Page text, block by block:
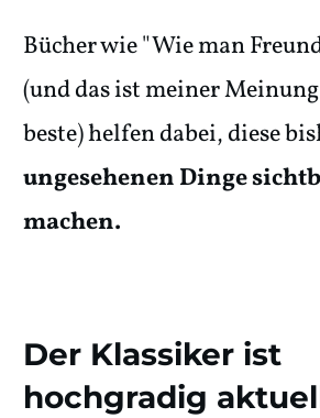
Bücher wie "Wie man
(und das ist meiner
beste) helfen dabei, diese
ungesehenen Dinge
machen.
Der Klassiker ist
hochgradig